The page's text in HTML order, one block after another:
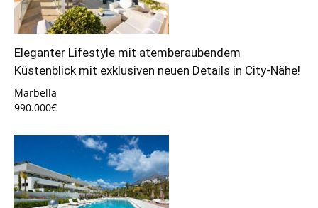
Eleganter Lifestyle mit atemberaubendem
Küstenblick mit exklusiven neuen Details in City-Nähe!
Marbella
990.000€